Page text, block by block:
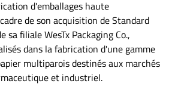
d'emballages haute
de son acquisition de Standard
sa filiale WesTx Packaging Co.,
dans la fabrication d'une gamme
multiparois destinés aux marchés
et industriel.